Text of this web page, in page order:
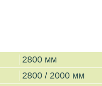
2800 мм
2800 / 2000 мм